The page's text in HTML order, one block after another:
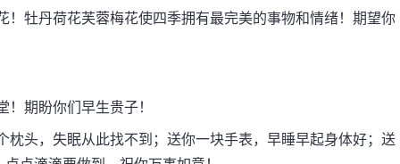
牡丹荷花芙蓉梅花使四季拥有最完美的事物和情绪！期望你
期盼你们早生贵子！
头，失眠从此找不到；送你一块手表，早睡早起身体好；送